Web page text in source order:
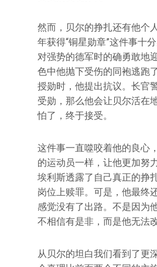
然而，贝尔的挣扎还有他个
年获得“铜星勋章”这件事十
对强势的德军时的确勇敢地
色中他抛下受伤的同袍逃跑
授勋时，他提出抗议。长官
受勋，那么他会让贝尔活在
怕了，终于接受。
这件事一直噬咬着他的良心
的运动员一样，让他更加努
埃利斯透露了自己真正的挣
岗位上赎罪。可是，他最终
感觉没有了出路。不是因为
不相信有是非，而是他无法
从贝尔的坦白我们看到了更